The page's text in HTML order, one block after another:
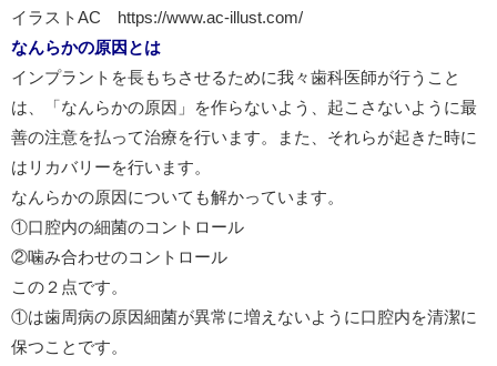
イラストAC https://www.ac-illust.com/
なんらかの原因とは
インプラントを長もちさせるために我々歯科医師が行うこと
は、「なんらかの原因」を作らないよう、起こさないように最
善の注意を払って治療を行います。また、それらが起きた時に
はリカバリーを行います。
なんらかの原因についても解かっています。
①口腔内の細菌のコントロール
②噛み合わせのコントロール
この２点です。
①は歯周病の原因細菌が異常に増えないように口腔内を清潔に
保つことです。